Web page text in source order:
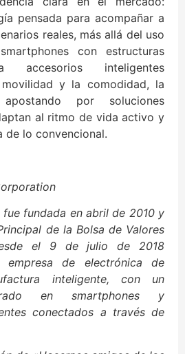
pensada para acompañar a
reales, más allá del uso
con estructuras
accesorios inteligentes
y la comodidad, la
por soluciones
al ritmo de vida activo y
de lo convencional.
fundada en abril de 2010 y
de la Bolsa de Valores
el 9 de julio de 2018
empresa de electrónica de
inteligente, con un
en smartphones y
conectados a través de